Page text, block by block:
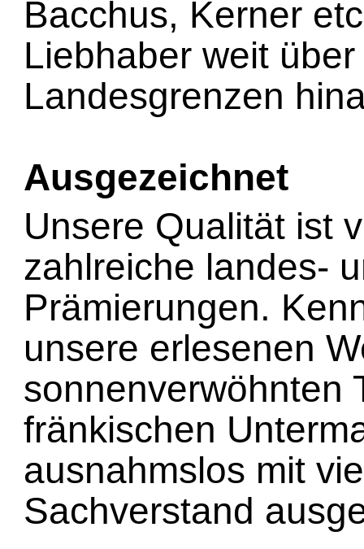
Bacchus, Kerner
Liebhaber weit
Landesgrenzen
Ausgezeichnet
Unsere Qualität ist
zahlreiche landes-
Prämierungen.
unsere erlesenen
sonnenverwöhnten
fränkischen
ausnahmslos mit
Sachverstand